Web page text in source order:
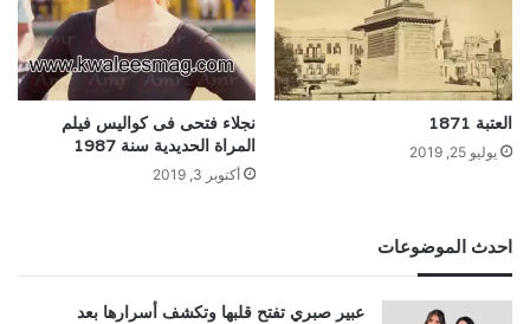
العتبة 1871
يوليو 25, 2019
نجلاء فتحى فى كواليس فيلم
المراة الحديدية سنة 1987
أكتوبر 3, 2019
احدث الموضوعات
عبير صبري تفتح قلبها وتكشف أسرارها بعد